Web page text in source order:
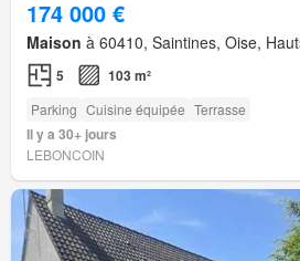
174 000 €
Maison à 60410, Saintines, Oise,
5 103 m²
Parking Cuisine équipée Terrasse
Il y a 30+ jours
LEBONCOIN